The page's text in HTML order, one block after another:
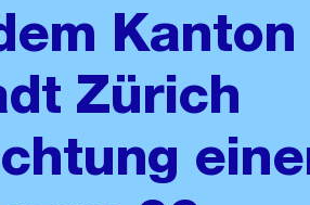
Kanton
Zürich